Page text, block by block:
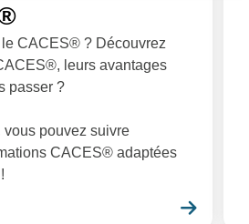
le CACES® ? Découvrez
leurs avantages
passer ?
vous pouvez suivre
CACES® adaptées